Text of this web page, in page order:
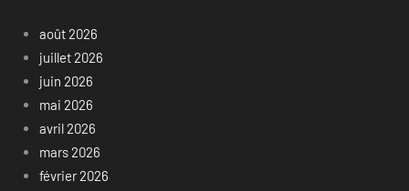
août 2026
juillet 2026
juin 2026
mai 2026
avril 2026
mars 2026
février 2026